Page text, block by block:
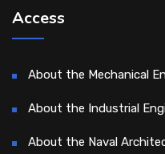
Access
About the Mechanical
About the Industrial
About the Naval